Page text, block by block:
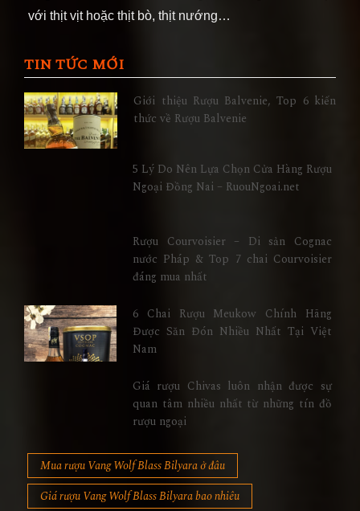
với thịt vịt hoặc thịt bò, thịt nướng…
TIN TỨC MỚI
Giới thiệu Rượu Balvenie, Top 6 kiến
thức về Rượu Balvenie
5 Lý Do Nên Lựa Chọn Cửa Hàng Rượu
Ngoại Đồng Nai – RuouNgoai.net
Rượu Courvoisier – Di sản Cognac
nước Pháp & Top 7 chai Courvoisier
đáng mua nhất
6 Chai Rượu Meukow Chính Hãng
Được Săn Đón Nhiều Nhất Tại Việt
Nam
Giá rượu Chivas luôn nhận được sự
quan tâm nhiều nhất từ những tín đồ
rượu ngoại
Mua rượu Vang Wolf Blass Bilyara ở đâu
Giá rượu Vang Wolf Blass Bilyara bao nhiêu